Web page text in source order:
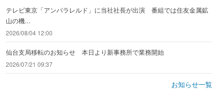
テレビ東京「アンパラレルド」に当社社長が出演 番組では住友金属鉱
山の機...
2026/08/04 12:00
仙台支局移転のお知らせ 本日より新事務所で業務開始
2026/07/21 09:37
お知らせ一覧